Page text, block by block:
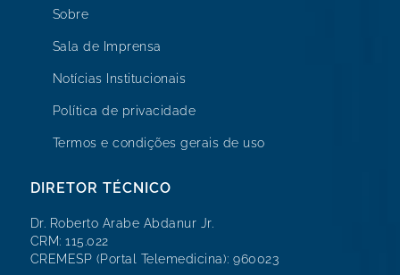
Sobre
Sala de Imprensa
Notícias Institucionais
Política de privacidade
Termos e condições gerais de uso
DIRETOR TÉCNICO
Dr. Roberto Arabe Abdanur Jr.
CRM: 115.022
CREMESP (Portal Telemedicina): 960023